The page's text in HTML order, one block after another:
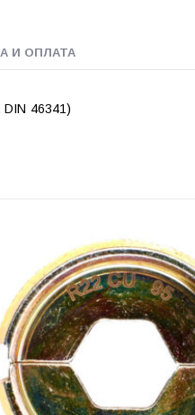
И ОПЛАТА
46341)